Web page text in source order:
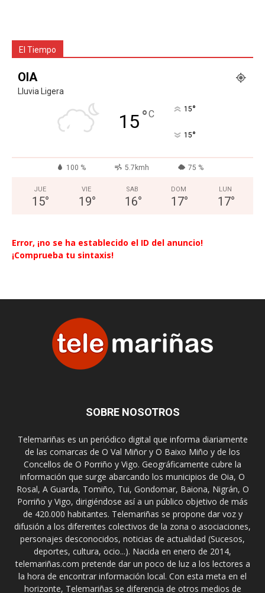
El Tiempo
OIA
Lluvia Ligera
15°C 15°
15°
100 % 5.7kmh 75 %
JUE
15°
VIE
19°
SAB
16°
DOM
17°
LUN
17°
Error, ¡no se ha establecido el ID del anuncio!
¡Comprueba tu sintaxis!
SOBRE NOSOTROS
Telemariñas es un periódico digital que informa diariamente
de las comarcas de O Val Miñor y O Baixo Miño y de los
Concellos de O Porriño y Vigo. Geográficamente cubre la
información que surge abarcando los municipios de Oia, O
Rosal, A Guarda, Tomiño, Tui, Gondomar, Baiona, Nigrán, O
Porriño y Vigo, dirigiéndose así a un público objetivo de más
de 420.000 habitantes. Telemariñas se propone dar voz y
difusión a los diferentes colectivos de la zona o asociaciones,
personajes desconocidos, noticias de actualidad (Sucesos,
deportes, cultura, ocio...). Nacida en enero de 2014,
telemariñas.com pretende dar un poco de luz a los lectores a
la hora de encontrar información local. Con esta meta en el
horizonte, Telemariñas se diferencia de otros medios de